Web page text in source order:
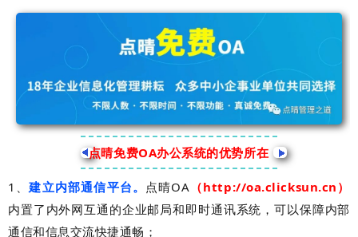
点晴免费OA办公系统的优势所在
1、建立内部通信平台。 点晴OA （http://oa.clicksun.cn）
内置了内外网互通的企业邮局和即时通讯系统，可以保障内部
通信和信息交流快捷通畅；